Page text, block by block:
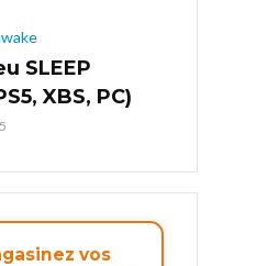
SLEEP
XBS, PC)
vos